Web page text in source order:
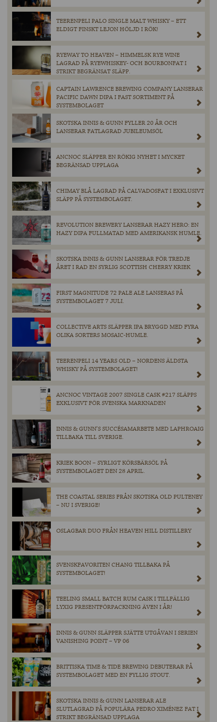
TEERENPELI PALO SINGLE MALT WHISKY – ETT
ELDIGT FINSKT LEJON HÖLJD I RÖK!
RYEWAY TO HEAVEN – HIMMELSK RYE WINE
LAGRAD PÅ RYEWHISKEY- OCH BOURBONFAT I
STRIKT BEGRÄNSAT SLÄPP.
CAPTAIN LAWRENCE BREWING COMPANY LANSERAR
PACIFIC DAWN DIPA I FAST SORTIMENT PÅ
SYSTEMBOLAGET
SKOTSKA INNIS & GUNN FYLLER 20 ÅR OCH
LANSERAR FATLAGRAD JUBILEUMSÖL
ANCNOC SLÄPPER EN RÖKIG NYHET I MYCKET
BEGRÄNSAD UPPLAGA
CHIMAY BLÅ LAGRAD PÅ CALVADOSFAT I EXKLUSIVT
SLÄPP PÅ SYSTEMBOLAGET.
REVOLUTION BREWERY LANSERAR HAZY HERO: EN
HAZY DIPA FULLMATAD MED AMERIKANSK HUMLE.
SKOTSKA INNIS & GUNN LANSERAR FÖR TREDJE
ÅRET I RAD EN SYRLIG SCOTTISH CHERRY KRIEK
FIRST MAGNITUDE 72 PALE ALE LANSERAS PÅ
SYSTEMBOLAGET 7 JULI.
COLLECTIVE ARTS SLÄPPER IPA BRYGGD MED FYRA
OLIKA SORTERS MOSAIC-HUMLE.
TEERENPELI 14 YEARS OLD – NORDENS ÄLDSTA
WHISKY PÅ SYSTEMBOLAGET!
ANCNOC VINTAGE 2007 SINGLE CASK #217 SLÄPPS
EXKLUSIVT FÖR SVENSKA MARKNADEN
INNIS & GUNN’S SUCCÉSAMARBETE MED LAPHROAIG
TILLBAKA TILL SVERIGE.
KRIEK BOON – SYRLIGT KÖRSBÄRSÖL PÅ
SYSTEMBOLAGET DEN 28 APRIL.
THE COASTAL SERIES FRÅN SKOTSKA OLD PULTENEY
– NU I SVERIGE!
OSLAGBAR DUO FRÅN HEAVEN HILL DISTILLERY
SVENSKFAVORITEN CHANG TILLBAKA PÅ
SYSTEMBOLAGET!
TEELING SMALL BATCH RUM CASK I TILLFÄLLIG
LYXIG PRESENTFÖRPACKNING ÄVEN I ÅR!
INNIS & GUNN SLÄPPER SJÄTTE UTGÅVAN I SERIEN
VANISHING POINT – VP 06
BRITTISKA TIME & TIDE BREWING DEBUTERAR PÅ
SYSTEMBOLAGET MED EN FYLLIG STOUT.
SKOTSKA INNIS & GUNN LANSERAR ALE
SLUTLAGRAD PÅ POPULÄRA PEDRO XIMÉNEZ FAT I
STRIKT BEGRÄNSAD UPPLAGA